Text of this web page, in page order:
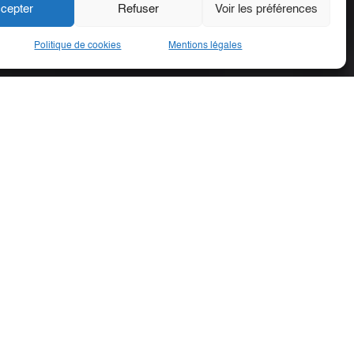
Refuser Voir les préférences
Politique de cookies Mentions légales